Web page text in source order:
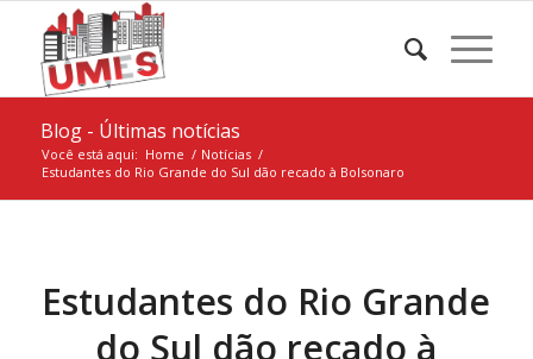
Blog - Últimas notícias
Você está aqui: Home / Notícias /
Estudantes do Rio Grande do Sul dão recado à Bolsonaro
Estudantes do Rio Grande
do Sul dão recado à